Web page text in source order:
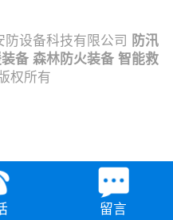
设备科技有限公司 防汛
备 森林防火装备 智能救
权所有
留言